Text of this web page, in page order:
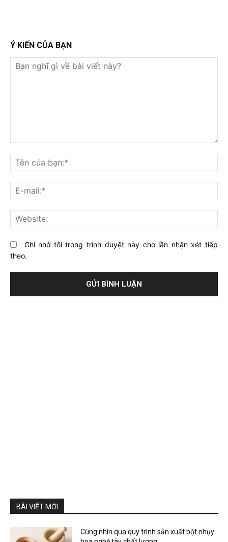
Ý KIẾN CỦA BẠN
nghĩ
gì
về
bài
viết
này?
Ghi nhớ tôi trong trình duyệt này cho lần nhận xét tiếp
theo.
BÀI VIẾT MỚI
Cùng nhìn qua quy trình sản xuất bột nhụy